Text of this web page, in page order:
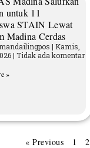
untuk 11
STAIN Lewat
Madina Cerdas
Kamis,
Tidak ada komentar
»
« Previous 1 2